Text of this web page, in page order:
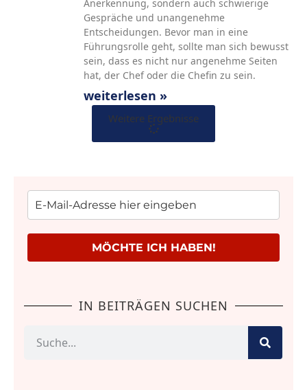
Anerkennung, sondern auch schwierige
Gespräche und unangenehme
Entscheidungen. Bevor man in eine
Führungsrolle geht, sollte man sich bewusst
sein, dass es nicht nur angenehme Seiten
hat, der Chef oder die Chefin zu sein.
weiterlesen »
Weitere Ergebnisse
MÖCHTE ICH HABEN!
IN BEITRÄGEN SUCHEN